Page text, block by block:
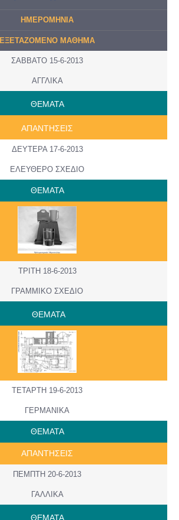
ΗΜΕΡΟMHNIA
ΕΞΕΤΑΖΟΜΕΝΟ ΜΑΘΗΜΑ
ΣΑΒΒΑΤΟ 15-6-2013
ΑΓΓΛΙΚΑ
ΘΕΜΑΤΑ
ΑΠΑΝΤΗΣΕΙΣ
ΔΕΥΤΕΡΑ 17-6-2013
ΕΛΕΥΘΕΡΟ ΣΧΕΔΙΟ
ΘΕΜΑΤΑ
ΤΡΙΤΗ 18-6-2013
ΓΡΑΜΜΙΚΟ ΣΧΕΔΙΟ
ΘΕΜΑΤΑ
ΤΕΤΑΡΤΗ 19-6-2013
ΓΕΡΜΑΝΙΚΑ
ΘΕΜΑΤΑ
ΑΠΑΝΤΗΣΕΙΣ
ΠΕΜΠΤΗ 20-6-2013
ΓΑΛΛΙΚΑ
ΘΕΜΑΤΑ